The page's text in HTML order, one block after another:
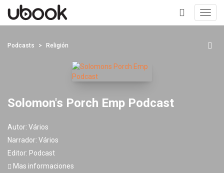
+
Podcasts Religión
Solomon's Porch Emp Podcast
Autor: Vários
Narrador: Vários
Editor: Podcast
Mas informaciones